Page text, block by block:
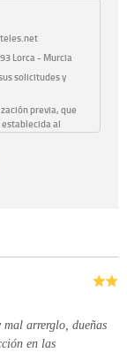
Lorca - Murcia
solicitudes y
previa, que
al
sobre usted,
arrerglo, dueñas
en las